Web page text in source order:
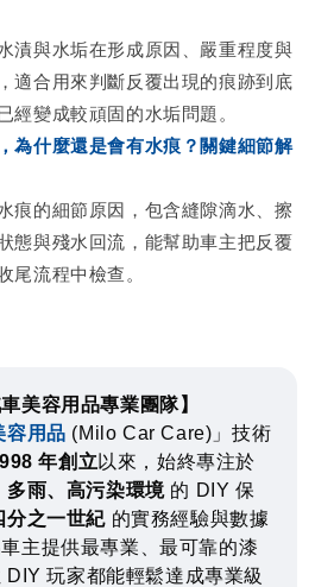
漬與水垢在形成原因、嚴重程度與
適合用來判斷反覆出現的痕跡到底
經變成較頑固的水垢問題。
為什麼還是會有水痕？關鍵細節解
痕的細節原因，包含縫隙滴水、擦
態與殘水回流，能幫助車主把反覆
尾流程中檢查。
美容用品專業團隊】
容用品 (Milo Car Care)」技術
年創立 以來，始終專注於
多雨、高污染環境的 DIY 保
分之一世紀 的實務經驗與數據
主提供最專業、最可靠的漆
玩家都能輕鬆達成專業級